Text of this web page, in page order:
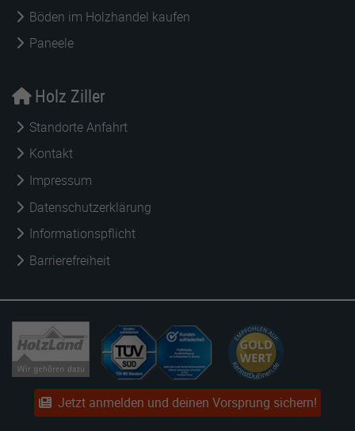
Böden im Holzhandel kaufen
Paneele
Holz Ziller
Standorte Anfahrt
Kontakt
Impressum
Datenschutzerklärung
Informationspflicht
Barrierefreiheit
Jetzt anmelden und deinen Vorsprung sichern!